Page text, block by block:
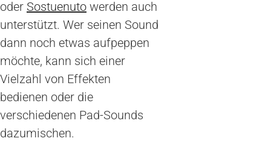
oder Sostuenuto werden auch
unterstützt. Wer seinen Sound
dann noch etwas aufpeppen
möchte, kann sich einer
Vielzahl von Effekten
bedienen oder die
verschiedenen Pad-Sounds
dazumischen.